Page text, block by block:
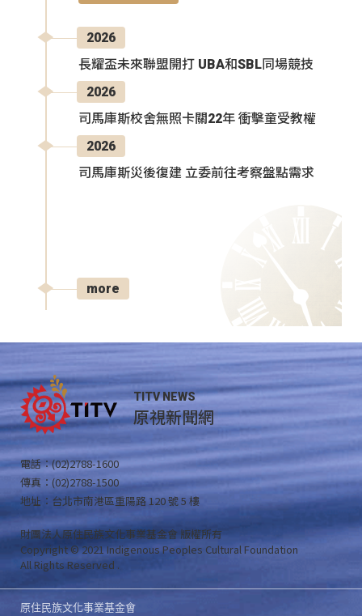
2026
長耀盃未來聯盟開打 UBA和SBL同場競技
2026
司馬庫斯校舍無照卡關22年 衝擊童受教權
2026
司馬庫斯災後復建 立委前往考察盤點需求
more
TITV NEWS
原視新聞網
電話：(02)2788-1600
傳真：(02)2788-1500
地址：台北市南港區重陽路 120 號 5 樓
財團法人原住民族文化事業基金會 版權所有
Copyright © 2021 Indigenous Peoples Cultural Foundation
All Rights Reserved .
原住民族文化事業基金會